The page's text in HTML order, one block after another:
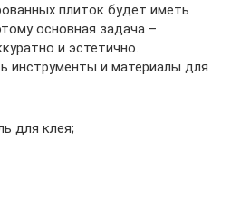
плиток будет иметь
основная задача –
и эстетично.
инструменты и материалы для
для клея;